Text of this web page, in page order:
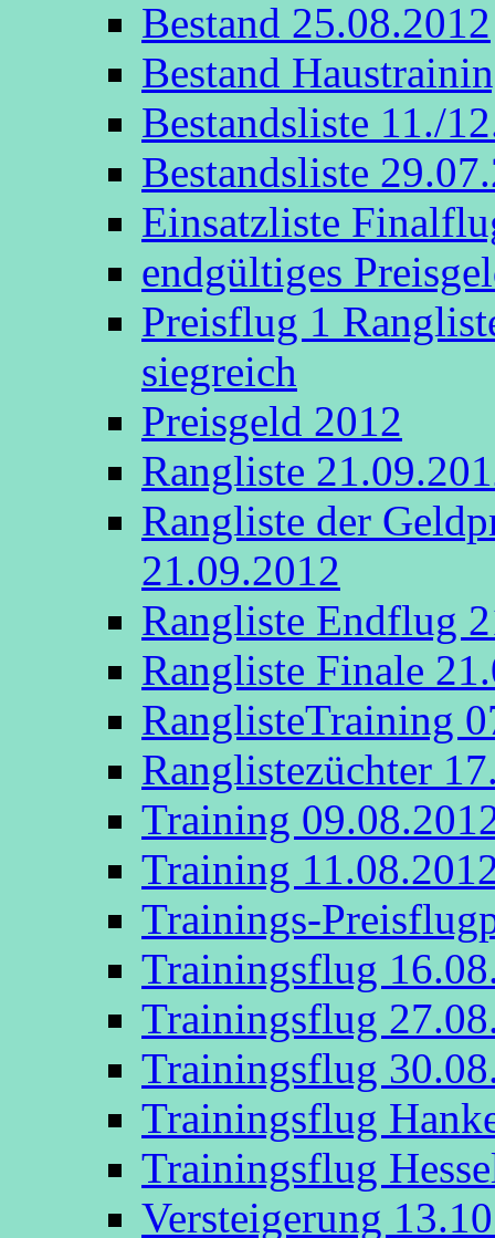
Bestand 25.08.2012
Bestand
Bestandsliste 11./
Bestandsliste
Einsatzliste
endgültiges
Preisflug 1
siegreich
Preisgeld 2012
Rangliste
Rangliste der
21.09.2012
Rangliste Endflug
Rangliste Finale
RanglisteTraining
Ranglistezüchter
Training
Training
Trainings-
Trainingsflug
Trainingsflug
Trainingsflug
Trainingsflug
Trainingsflug
Versteigerung